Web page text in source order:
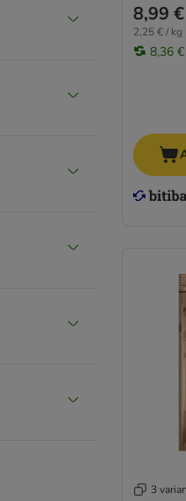
8,99 €
2,25 € / kg
8,36 €
3